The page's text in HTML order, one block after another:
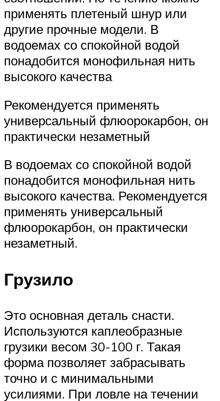
применять плетеный шнур или
другие прочные модели. В
водоемах со спокойной водой
понадобится монофильная нить
высокого качества
Рекомендуется применять
универсальный флюорокарбон, он
практически незаметный
В водоемах со спокойной водой
понадобится монофильная нить
высокого качества. Рекомендуется
применять универсальный
флюорокарбон, он практически
незаметный.
Грузило
Это основная деталь снасти.
Используются каплеобразные
грузики весом 30-100 г. Такая
форма позволяет забрасывать
точно и с минимальными
усилиями. При ловле на течении